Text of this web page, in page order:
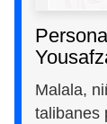
Malala,
talibanes